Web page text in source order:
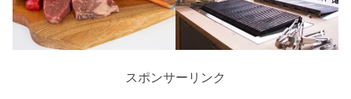
スポンサーリンク